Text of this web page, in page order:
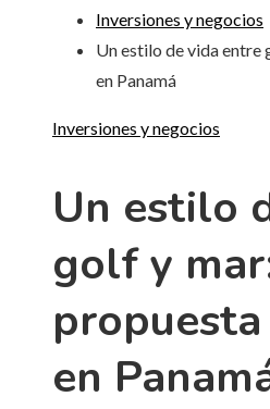
Inversiones y negocios
Un estilo de vida entre
en Panamá
Inversiones y negocios
Un estilo
golf y
en